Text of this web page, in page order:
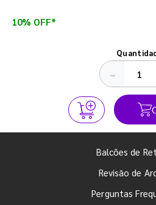
10% OFF*
−
Balcões de
Revisão de
Perguntas